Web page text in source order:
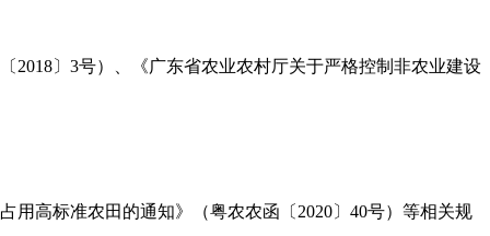
〔2018〕3号）、《广东省农业农村厅关于严格控制非农业建设
占用高标准农田的通知》（粤农农函〔2020〕40号）等相关规